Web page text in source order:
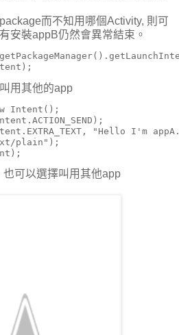
而不知用哪個Activity, 則可
安裝appB仍然會異常結束。
用其他的app
Intent();
"Hello I'm
plain");
可以選擇叫用其他app